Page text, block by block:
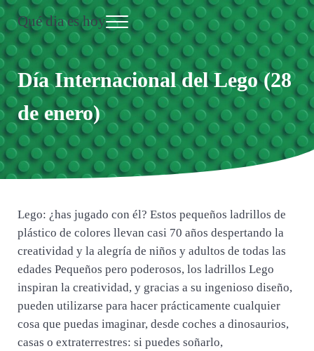
Saltar al contenido principal
Skip to header right navigation
Skip to site footer
Qué dia es hoy
Día Internacional
Menu
Día Internacional del Lego (28
de enero)
Lego: ¿has jugado con él? Estos pequeños ladrillos de
plástico de colores llevan casi 70 años despertando la
creatividad y la alegría de niños y adultos de todas las
edades Pequeños pero poderosos, los ladrillos Lego
inspiran la creatividad, y gracias a su ingenioso diseño,
pueden utilizarse para hacer prácticamente cualquier
cosa que puedas imaginar, desde coches a dinosaurios,
casas o extraterrestres: si puedes soñarlo,